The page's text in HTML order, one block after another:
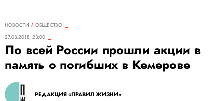
НОВОСТИ
ОБЩЕСТВО
27.03.2018, 23:00
По всей России прошли акции в
память о погибших в Кемерове
РЕДАКЦИЯ «ПРАВИЛ ЖИЗНИ»